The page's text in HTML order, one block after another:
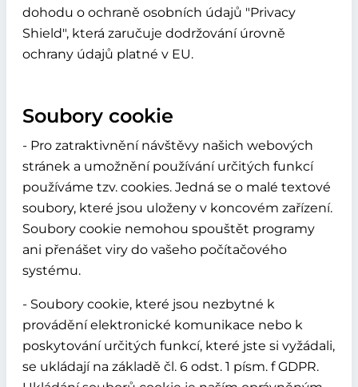
dohodu o ochraně osobních údajů "Privacy
Shield", která zaručuje dodržování úrovně
ochrany údajů platné v EU.
Soubory cookie
- Pro zatraktivnění návštěvy našich webových
stránek a umožnění používání určitých funkcí
používáme tzv. cookies. Jedná se o malé textové
soubory, které jsou uloženy v koncovém zařízení.
Soubory cookie nemohou spouštět programy
ani přenášet viry do vašeho počítačového
systému.
- Soubory cookie, které jsou nezbytné k
provádění elektronické komunikace nebo k
poskytování určitých funkcí, které jste si vyžádali,
se ukládají na základě čl. 6 odst. 1 písm. f GDPR.